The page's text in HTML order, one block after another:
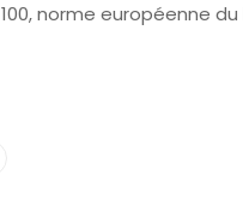
100, norme européenne du